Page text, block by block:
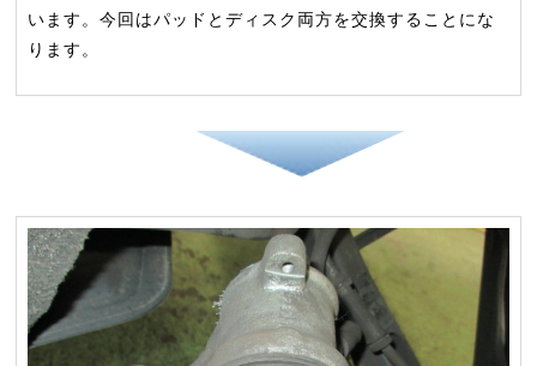
います。今回はパッドとディスク両方を交換することにな
ります。